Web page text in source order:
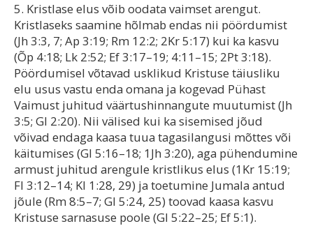
5. Kristlase elus võib oodata vaimset arengut.
Kristlaseks saamine hõlmab endas nii pöördumist
(Jh 3:3, 7; Ap 3:19; Rm 12:2; 2Kr 5:17) kui ka kasvu
(Õp 4:18; Lk 2:52; Ef 3:17–19; 4:11–15; 2Pt 3:18).
Pöördumisel võtavad usklikud Kristuse täiusliku
elu usus vastu enda omana ja kogevad Pühast
Vaimust juhitud väärtushinnangute muutumist (Jh
3:5; Gl 2:20). Nii välised kui ka sisemised jõud
võivad endaga kaasa tuua tagasilangusi mõttes või
käitumises (Gl 5:16–18; 1Jh 3:20), aga pühendumine
armust juhitud arengule kristlikus elus (1Kr 15:19;
Fl 3:12–14; Kl 1:28, 29) ja toetumine Jumala antud
jõule (Rm 8:5–7; Gl 5:24, 25) toovad kaasa kasvu
Kristuse sarnasuse poole (Gl 5:22–25; Ef 5:1).